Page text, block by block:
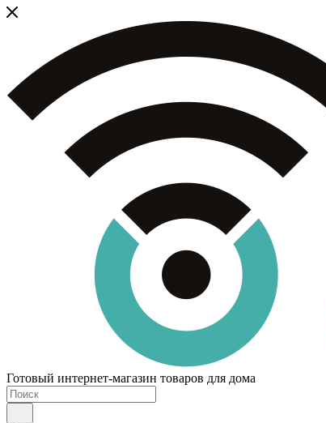
Готовый интернет-магазин товаров для дома